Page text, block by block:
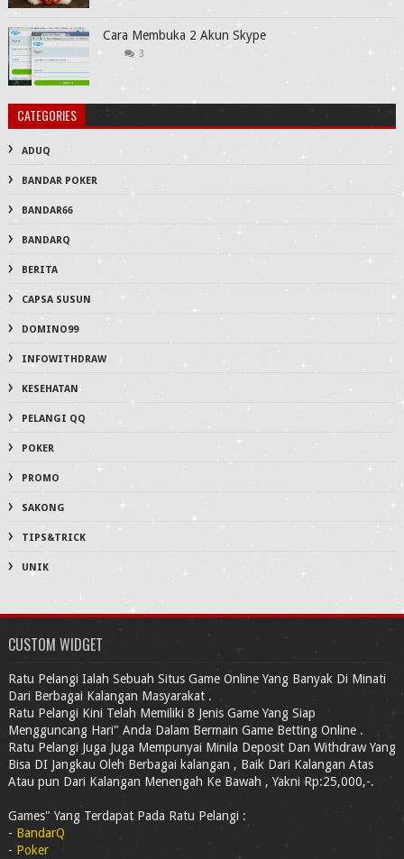
Cara Membuka 2 Akun Skype
3
CATEGORIES
ADUQ
BANDAR POKER
BANDAR66
BANDARQ
BERITA
CAPSA SUSUN
DOMINO99
INFOWITHDRAW
KESEHATAN
PELANGI QQ
POKER
PROMO
SAKONG
TIPS&TRICK
UNIK
CUSTOM WIDGET
Ratu Pelangi Ialah Sebuah Situs Game Online Yang Banyak Di Minati
Dari Berbagai Kalangan Masyarakat .
Ratu Pelangi Kini Telah Memiliki 8 Jenis Game Yang Siap
Mengguncang Hari" Anda Dalam Bermain Game Betting Online .
Ratu Pelangi Juga Juga Mempunyai Minila Deposit Dan Withdraw Yang
Bisa DI Jangkau Oleh Berbagai kalangan , Baik Dari Kalangan Atas
Atau pun Dari Kalangan Menengah Ke Bawah , Yakni Rp:25,000,-.
Games" Yang Terdapat Pada Ratu Pelangi :
- BandarQ
-Poker